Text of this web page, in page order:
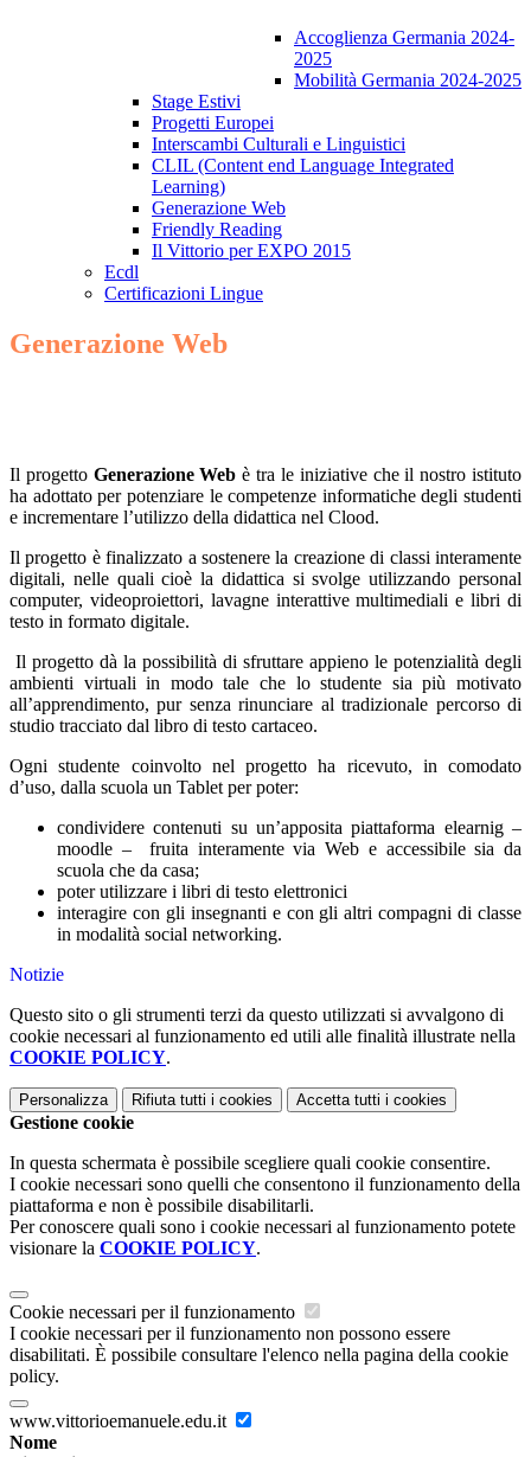
Accoglienza Germania 2024-
2025
Mobilità Germania 2024-2025
Stage Estivi
Progetti Europei
Interscambi Culturali e Linguistici
CLIL (Content end Language Integrated
Learning)
Generazione Web
Friendly Reading
Il Vittorio per EXPO 2015
Ecdl
Certificazioni Lingue
Generazione Web
Il progetto Generazione Web è tra le iniziative che il nostro istituto
ha adottato per potenziare le competenze informatiche degli studenti
e incrementare l’utilizzo della didattica nel Clood.
Il progetto è finalizzato a sostenere la creazione di classi interamente
digitali, nelle quali cioè la didattica si svolge utilizzando personal
computer, videoproiettori, lavagne interattive multimediali e libri di
testo in formato digitale.
Il progetto dà la possibilità di sfruttare appieno le potenzialità degli
ambienti virtuali in modo tale che lo studente sia più motivato
all’apprendimento, pur senza rinunciare al tradizionale percorso di
studio tracciato dal libro di testo cartaceo.
Ogni studente coinvolto nel progetto ha ricevuto, in comodato
d’uso, dalla scuola un Tablet per poter:
condividere contenuti su un’apposita piattaforma elearnig –
moodle – fruita interamente via Web e accessibile sia da
scuola che da casa;
poter utilizzare i libri di testo elettronici
interagire con gli insegnanti e con gli altri compagni di classe
in modalità social networking.
Notizie
Questo sito o gli strumenti terzi da questo utilizzati si avvalgono di
cookie necessari al funzionamento ed utili alle finalità illustrate nella
COOKIE POLICY.
Personalizza Rifiuta tutti i cookies Accetta tutti i cookies
Gestione cookie
In questa schermata è possibile scegliere quali cookie consentire.
I cookie necessari sono quelli che consentono il funzionamento della
piattaforma e non è possibile disabilitarli.
Per conoscere quali sono i cookie necessari al funzionamento potete
visionare la COOKIE POLICY.
Cookie necessari per il funzionamento
I cookie necessari per il funzionamento non possono essere
disabilitati. È possibile consultare l'elenco nella pagina della cookie
policy.
www.vittorioemanuele.edu.it
Nome